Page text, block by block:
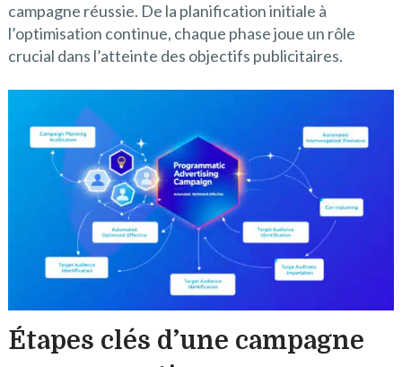
campagne réussie. De la planification initiale à
l’optimisation continue, chaque phase joue un rôle
crucial dans l’atteinte des objectifs publicitaires.
Étapes clés d’une campagne